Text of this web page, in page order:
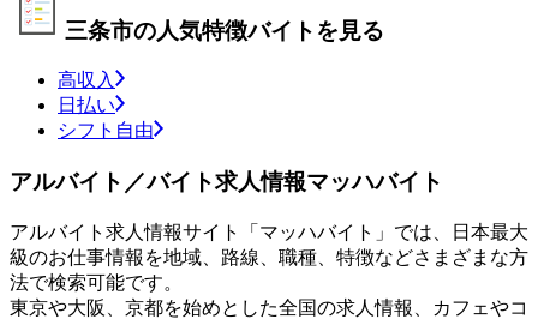
三条市の人気特徴バイトを見る
高収入
日払い
シフト自由
アルバイト／バイト求人情報マッハバイト
アルバイト求人情報サイト「マッハバイト」では、日本最大
級のお仕事情報を地域、路線、職種、特徴などさまざまな方
法で検索可能です。
東京や大阪、京都を始めとした全国の求人情報、カフェやコ